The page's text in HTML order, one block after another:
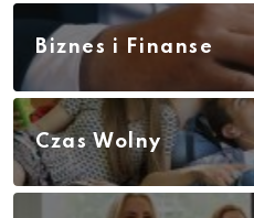
Biznes i Finanse
Czas Wolny